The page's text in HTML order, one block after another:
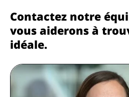
Contactez notre
vous aiderons à
idéale.